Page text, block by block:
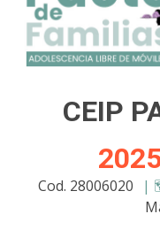
CEIP
Cod. 28006020 |